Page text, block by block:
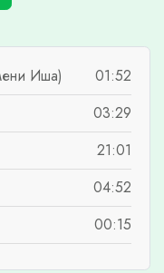
Иша)
01:52
03:29
21:01
04:52
00:15